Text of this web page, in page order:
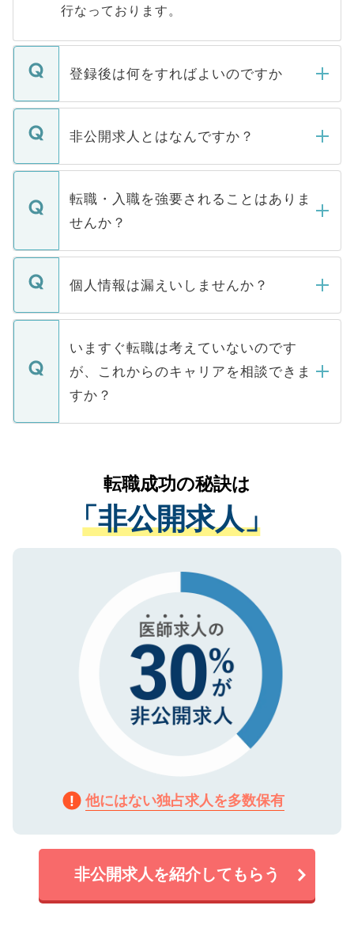
行なっております。
登録後は何をすればよいのですか
ご登録いただきましたら、弊社担当者がご
登録内容を確認し、その後メールもしくは
ます。通常、5営業日以内にはご連絡をせて
いただきますので、しばらくお待ちくださ
非公開求人とはなんですか？
マイナビDOCTORで取り扱っている求人の
うち約3割は、Webサイトからご覧いただ
けない「非公開求人」です。非公開求人は
下記の理由によって、一般には公開してい
ません。
■応募殺到を避けるため 人気のある医療機
関を公にしてしまうと、応募が殺到する場
に、医療機関が求める条件に合った人材の
みを人材紹介会社に依頼するケースが増え
ています。
転職・入職を強要されることはありま
せんか？
転職・入職を強要することは一切ありませ
ん。また、仮に応募先から内定をいただい
定を承諾する必要はありません。内定先へ
の辞退の連絡はキャリアパートナーが行い
個人情報は漏えいしませんか？
個人情報が漏えいすることはありませんの
で、ご安心ください。当サイトからの登録
などで収集したご登録者様の個人情報は、
ご本人のキャリアアップおよび転職活動の
支援を目的に使用いたします。お預かりし
ているすべての個人データはご本人の許可
は、個人情報の取り扱いについての厳密な
管理基準を満たした事業者のみに付与され
る、プライバシーマークを取得済みです。
で、機密保持に関してもご安心ください。
いますぐ転職は考えていないのです
が、これからのキャリアを相談できま
すか？
かがいして、現在の医療機関の状況や紹介
経験をまじえながら、適切なアドバイスを
させていただきます。すぐにご転職をされ
ない方には、長期的なサポートが可能です
ので、まずはご登録ください。
転職成功の秘訣は
「非公開求人」
他にはない独占求人を多数保有
非公開求人を紹介してもらう